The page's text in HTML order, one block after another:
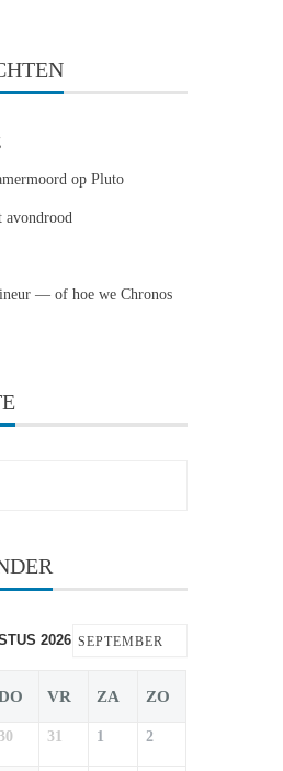
op Pluto
avondrood
— of hoe we Chronos
2026 SEPTEMBER
VR ZA ZO
30 31 1 2